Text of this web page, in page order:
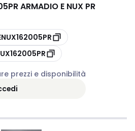
ARMADIO E NUX PR
prezzi e disponibilità